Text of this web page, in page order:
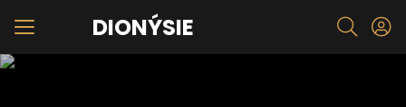
DIONÝSIE